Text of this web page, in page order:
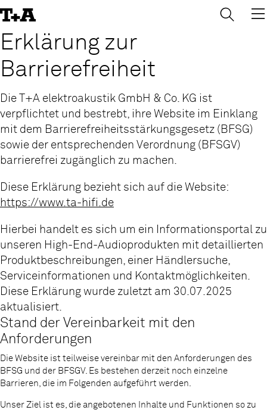
to
Erklärung zur
Barrierefreiheit
Die T+A elektroakustik GmbH & Co. KG ist
verpflichtet und bestrebt, ihre Website im Einklang
mit dem Barrierefreiheitsstärkungsgesetz (BFSG)
sowie der entsprechenden Verordnung (BFSGV)
barrierefrei zugänglich zu machen.
Diese Erklärung bezieht sich auf die Website:
https://www.ta-hifi.de
Hierbei handelt es sich um ein Informationsportal zu
unseren High-End-Audioprodukten mit detaillierten
Produktbeschreibungen, einer Händlersuche,
Serviceinformationen und Kontaktmöglichkeiten.
Diese Erklärung wurde zuletzt am 30.07.2025
aktualisiert.
Stand der Vereinbarkeit mit den
Anforderungen
Die Website ist teilweise vereinbar mit den Anforderungen des
BFSG und der BFSGV. Es bestehen derzeit noch einzelne
Barrieren, die im Folgenden aufgeführt werden.
Unser Ziel ist es, die angebotenen Inhalte und Funktionen so zu
→ ×